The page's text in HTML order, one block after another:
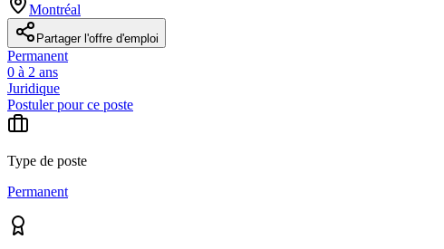
Montréal
Partager l'offre d'emploi
Permanent
0 à 2 ans
Juridique
Postuler pour ce poste
Type de poste
Permanent